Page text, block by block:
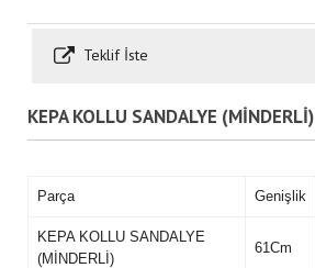
Teklif İste
KEPA KOLLU SANDALYE (MİNDERLİ)
Parça Genişlik
KEPA KOLLU SANDALYE
(MİNDERLİ)
61Cm